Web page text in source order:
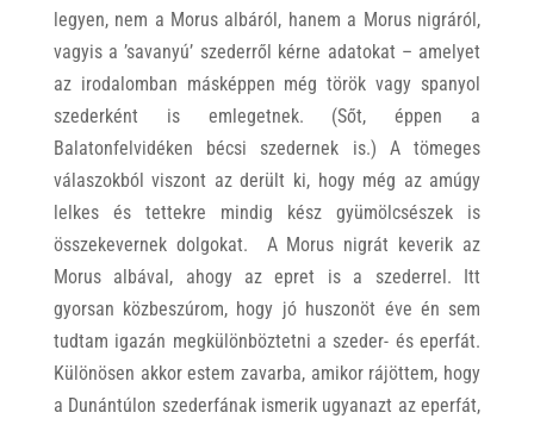
legyen, nem a Morus albáról, hanem a Morus nigráról,
vagyis a ’savanyú’ szederről kérne adatokat – amelyet
az irodalomban másképpen még török vagy spanyol
szederként is emlegetnek. (Sőt, éppen a
Balatonfelvidéken bécsi szedernek is.) A tömeges
válaszokból viszont az derült ki, hogy még az amúgy
lelkes és tettekre mindig kész gyümölcsészek is
összekevernek dolgokat. A Morus nigrát keverik az
Morus albával, ahogy az epret is a szederrel. Itt
gyorsan közbeszúrom, hogy jó huszonöt éve én sem
tudtam igazán megkülönböztetni a szeder- és eperfát.
Különösen akkor estem zavarba, amikor rájöttem, hogy
a Dunántúlon szederfának ismerik ugyanazt az eperfát,